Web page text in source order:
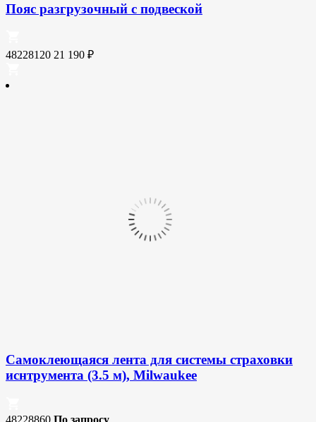
Пояс разгрузочный с подвеской
48228120 21 190 ₽
Самоклеющаяся лента для системы страховки
иснтрумента (3.5 м), Milwaukee
48228860 По запросу